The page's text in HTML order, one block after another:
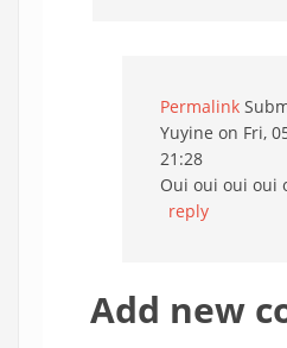
Permalink
Yuyine on Fri,
21:28
Oui oui oui oui
reply
Add new